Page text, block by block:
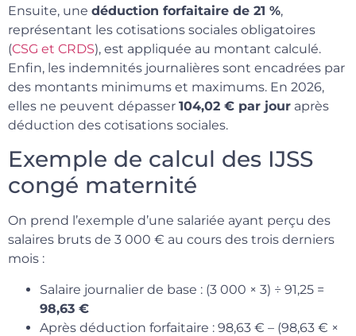
Ensuite, une déduction forfaitaire de 21 %,
représentant les cotisations sociales obligatoires
(CSG et CRDS), est appliquée au montant calculé.
Enfin, les indemnités journalières sont encadrées par
des montants minimums et maximums. En 2026,
elles ne peuvent dépasser 104,02 € par jour après
déduction des cotisations sociales.
Exemple de calcul des IJSS
congé maternité
On prend l’exemple d’une salariée ayant perçu des
salaires bruts de 3 000 € au cours des trois derniers
mois :
Salaire journalier de base : (3 000 × 3) ÷ 91,25 =
98,63 €
Après déduction forfaitaire : 98,63 € – (98,63 € ×